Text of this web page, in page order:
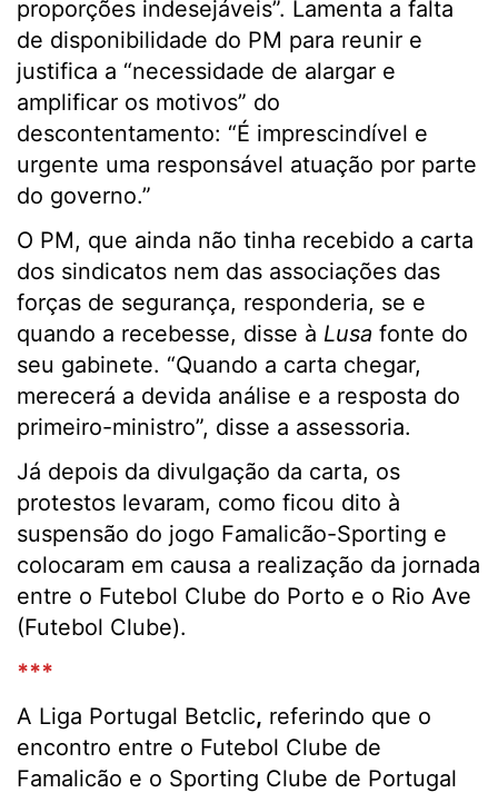
proporções indesejáveis”. Lamenta a falta
de disponibilidade do PM para reunir e
justifica a “necessidade de alargar e
amplificar os motivos” do
descontentamento: “É imprescindível e
urgente uma responsável atuação por parte
do governo.”
O PM, que ainda não tinha recebido a carta
dos sindicatos nem das associações das
forças de segurança, responderia, se e
quando a recebesse, disse à Lusa fonte do
seu gabinete. “Quando a carta chegar,
merecerá a devida análise e a resposta do
primeiro-ministro”, disse a assessoria.
Já depois da divulgação da carta, os
protestos levaram, como ficou dito à
suspensão do jogo Famalicão-Sporting e
colocaram em causa a realização da jornada
entre o Futebol Clube do Porto e o Rio Ave
(Futebol Clube).
***
A Liga Portugal Betclic, referindo que o
encontro entre o Futebol Clube de
Famalicão e o Sporting Clube de Portugal